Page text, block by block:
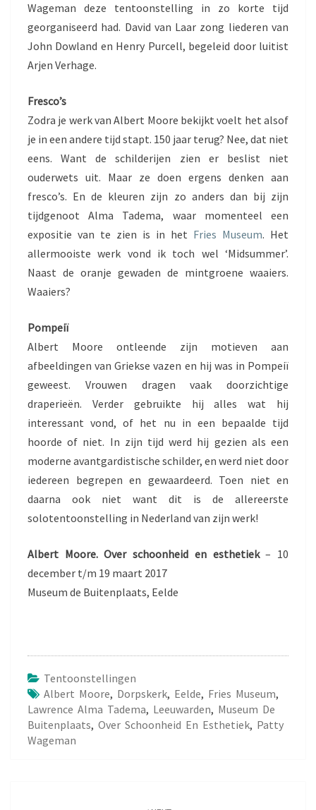
Wageman deze tentoonstelling in zo korte tijd
georganiseerd had. David van Laar zong liederen van
John Dowland en Henry Purcell, begeleid door luitist
Arjen Verhage.
Fresco’s
Zodra je werk van Albert Moore bekijkt voelt het alsof
je in een andere tijd stapt. 150 jaar terug? Nee, dat niet
eens. Want de schilderijen zien er beslist niet
ouderwets uit. Maar ze doen ergens denken aan
fresco’s. En de kleuren zijn zo anders dan bij zijn
tijdgenoot Alma Tadema, waar momenteel een
expositie van te zien is in het Fries Museum. Het
allermooiste werk vond ik toch wel ‘Midsummer’.
Naast de oranje gewaden de mintgroene waaiers.
Waaiers?
Pompeiï
Albert Moore ontleende zijn motieven aan
afbeeldingen van Griekse vazen en hij was in Pompeiï
geweest. Vrouwen dragen vaak doorzichtige
draperieën. Verder gebruikte hij alles wat hij
interessant vond, of het nu in een bepaalde tijd
hoorde of niet. In zijn tijd werd hij gezien als een
moderne avantgardistische schilder, en werd niet door
iedereen begrepen en gewaardeerd. Toen niet en
daarna ook niet want dit is de allereerste
solotentoonstelling in Nederland van zijn werk!
Albert Moore. Over schoonheid en esthetiek– 10
december t/m 19 maart 2017
Museum de Buitenplaats, Eelde
Tentoonstellingen
Albert Moore, Dorpskerk, Eelde, Fries Museum,
Lawrence Alma Tadema, Leeuwarden, Museum De
Buitenplaats, Over Schoonheid En Esthetiek, Patty
Wageman